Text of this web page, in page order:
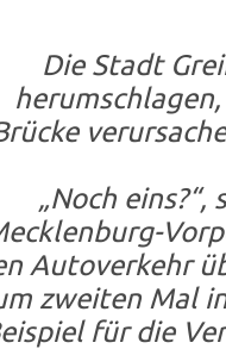
Die Stadt
„Noch
Autoverkehr
zweiten Mal
für die